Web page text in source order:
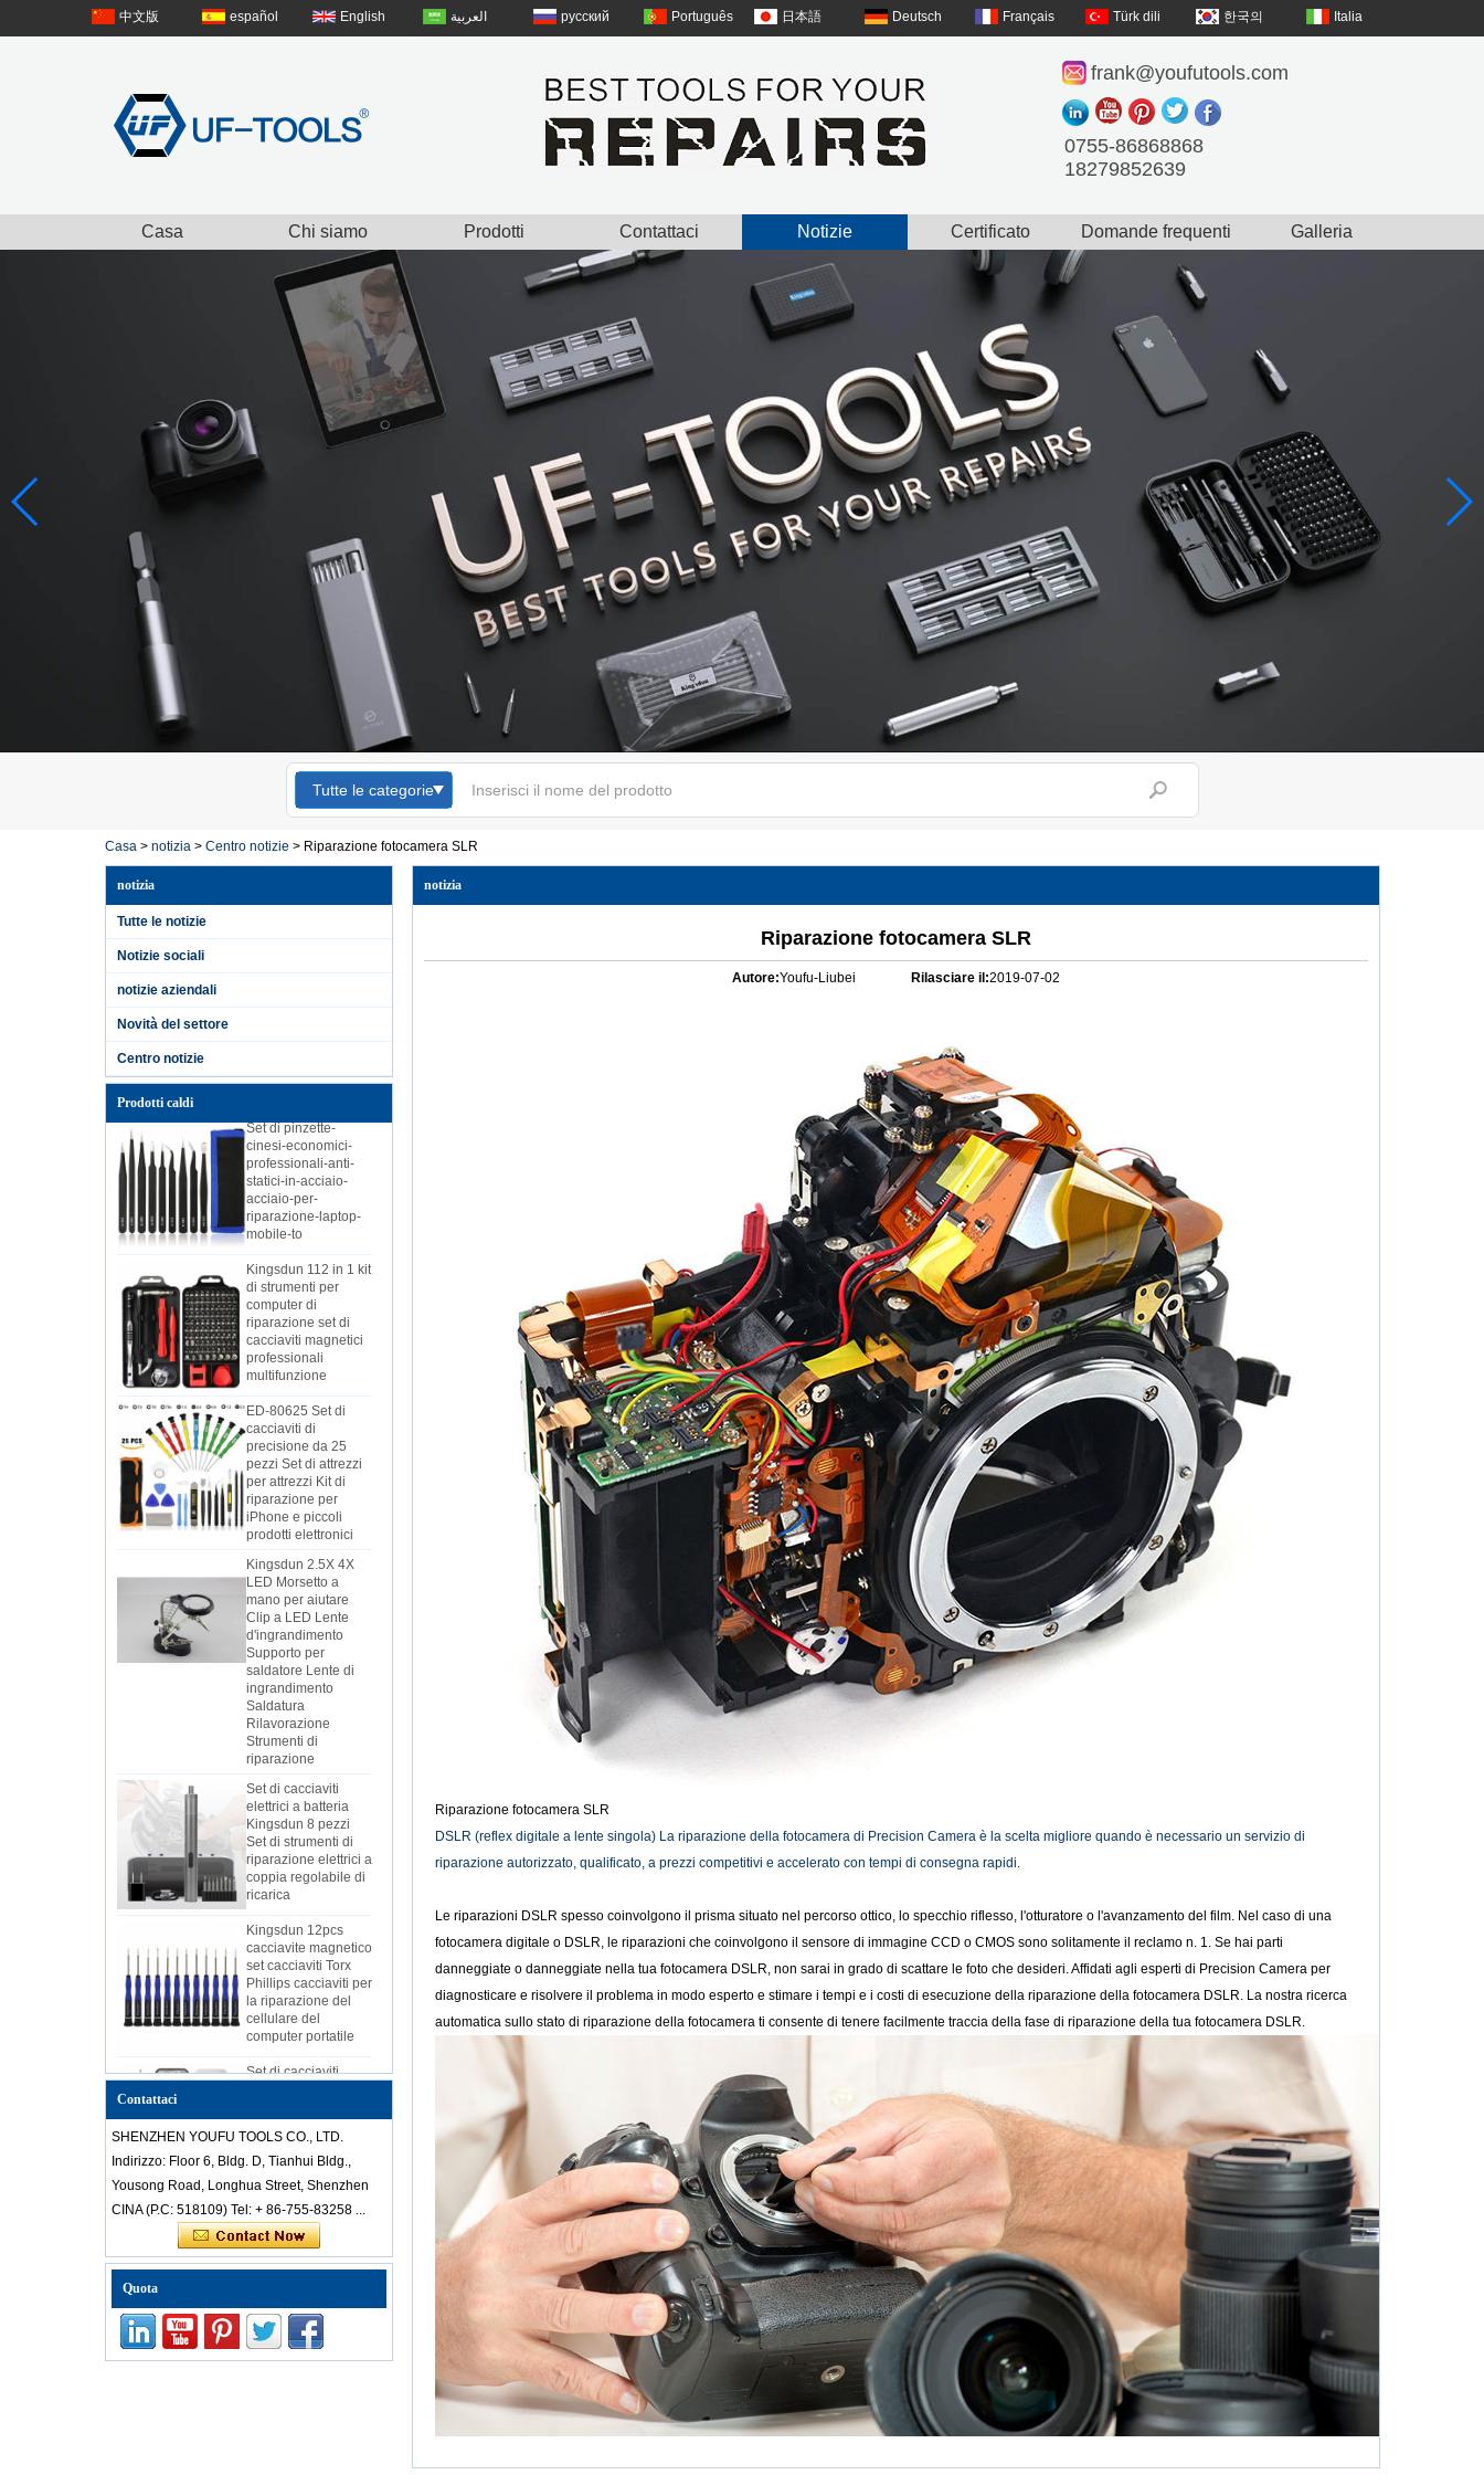
中文版 español English العربية русский Português 日本語 Deutsch Français Türk dili 한국의 Italia
frank@youfutools.com
0755-86868868
18279852639
Casa Chi siamo Prodotti Contattaci Notizie Certificato Domande frequenti Galleria
Tutte le categorie
Casa > notizia > Centro notizie > Riparazione fotocamera SLR
notizia
Tutte le notizie
Notizie sociali
notizie aziendali
Novità del settore
Centro notizie
Prodotti caldi
cacciavite magnetico
set cacciaviti Torx
2019 telefono di
riparazione batteria
batteria elettrica
cinesi-economici-
professionali-anti-
statici-in-acciaio-
acciaio-per-
riparazione-laptop-
mobile-to
Kingsdun 112 in 1 kit
di strumenti per
computer di
riparazione set di
cacciaviti magnetici
professionali
multifunzione
ED-80625 Set di
cacciaviti di
precisione da 25
pezzi Set di attrezzi
per attrezzi Kit di
riparazione per
iPhone e piccoli
prodotti elettronici
Kingsdun 2.5X 4X
LED Morsetto a
mano per aiutare
Clip a LED Lente
d'ingrandimento
Supporto per
saldatore Lente di
ingrandimento
Saldatura
Rilavorazione
Strumenti di
riparazione
Set di cacciaviti
elettrici a batteria
Kingsdun 8 pezzi
Set di strumenti di
riparazione elettrici a
coppia regolabile di
ricarica
Kingsdun 12pcs
cacciavite magnetico
set cacciaviti Torx
Phillips cacciaviti per
la riparazione del
cellulare del
computer portatile
Set di cacciaviti
elettrici Kingsdun
riparazione batteria
al litio ricarica
batteria elettrica
Set di pinzette-
cinesi-economici-
professionali-anti-
statici-in-acciaio-
acciaio-per-
Kingsdun 112 in 1 kit
di strumenti per
Contattaci
SHENZHEN YOUFU TOOLS CO., LTD.
Indirizzo: Floor 6, Bldg. D, Tianhui Bldg.,
Yousong Road, Longhua Street, Shenzhen
CINA (P.C: 518109) Tel: + 86-755-83258 ...
Quota
notizia
Riparazione fotocamera SLR
Autore:Youfu-Liubei Rilasciare il:2019-07-02
Riparazione fotocamera SLR
DSLR (reflex digitale a lente singola) La riparazione della fotocamera di Precision Camera è la scelta migliore quando è necessario un servizio di
riparazione autorizzato, qualificato, a prezzi competitivi e accelerato con tempi di consegna rapidi.
Le riparazioni DSLR spesso coinvolgono il prisma situato nel percorso ottico, lo specchio riflesso, l'otturatore o l'avanzamento del film. Nel caso di una
fotocamera digitale o DSLR, le riparazioni che coinvolgono il sensore di immagine CCD o CMOS sono solitamente il reclamo n. 1. Se hai parti
danneggiate o danneggiate nella tua fotocamera DSLR, non sarai in grado di scattare le foto che desideri. Affidati agli esperti di Precision Camera per
diagnosticare e risolvere il problema in modo esperto e stimare i tempi e i costi di esecuzione della riparazione della fotocamera DSLR. La nostra ricerca
automatica sullo stato di riparazione della fotocamera ti consente di tenere facilmente traccia della fase di riparazione della tua fotocamera DSLR.